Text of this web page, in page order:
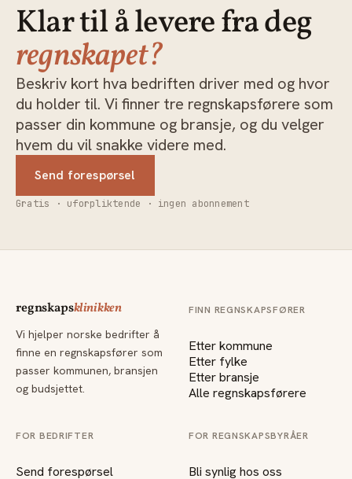
Klar til å levere fra deg
regnskapet?
Beskriv kort hva bedriften driver med og hvor
du holder til. Vi finner tre regnskapsførere som
passer din kommune og bransje, og du velger
hvem du vil snakke videre med.
Send forespørsel
Gratis · uforpliktende · ingen abonnement
regnskapsklinikken
Vi hjelper norske bedrifter å
finne en regnskapsfører som
passer kommunen, bransjen
og budsjettet.
FINN REGNSKAPSFØRER
Etter kommune
Etter fylke
Etter bransje
Alle regnskapsførere
FOR BEDRIFTER
Send forespørsel
FOR REGNSKAPSBYRÅER
Bli synlig hos oss